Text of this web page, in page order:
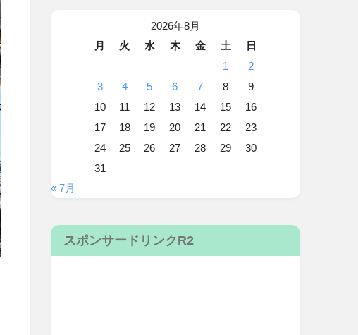
2026年8月
月
火 水 木 金 土
日
1
2
3
4 5 6 7 8
9
10
11 12 13 14 15
16
17
18 19 20 21 22
23
24
25 26 27 28 29
30
31
« 7月
スポンサードリンクR2